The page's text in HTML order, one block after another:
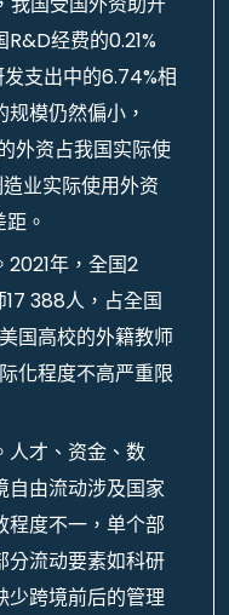
经费的0.21%
支出中的6.74%相
模仍然偏小，
外资占我国实际使
业实际使用外资
。
2021年，全国2
388人，占全国
国高校的外籍教师
化程度不高严重限
人才、资金、数
自由流动涉及国家
程度不一，单个部
分流动要素如科研
少跨境前后的管理